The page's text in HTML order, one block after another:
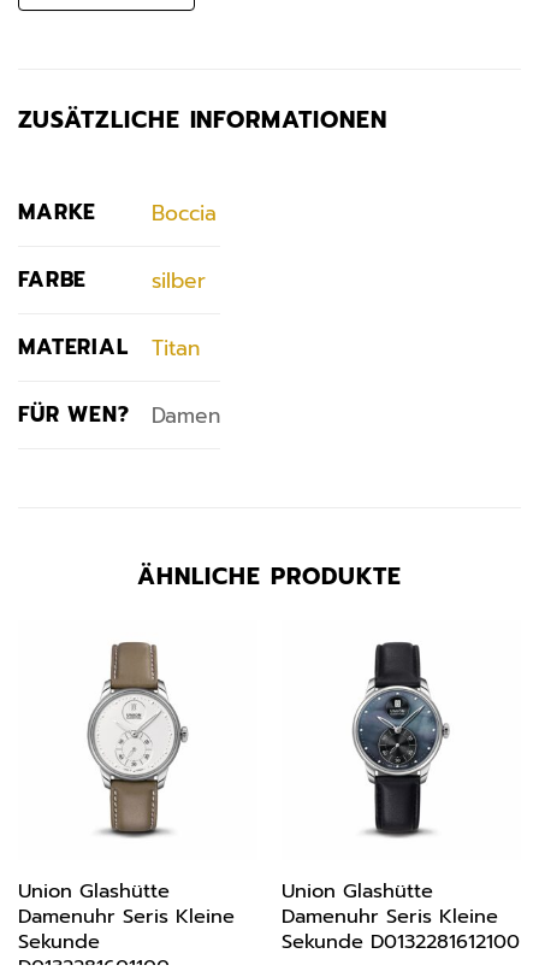
ZUSÄTZLICHE INFORMATIONEN
MARKE Boccia
FARBE silber
MATERIAL Titan
FÜR WEN? Damen
ÄHNLICHE PRODUKTE
Union Glashütte
Damenuhr Seris Kleine
Sekunde
D0132281601100
Union Glashütte
Damenuhr Seris Kleine
Sekunde D0132281612100